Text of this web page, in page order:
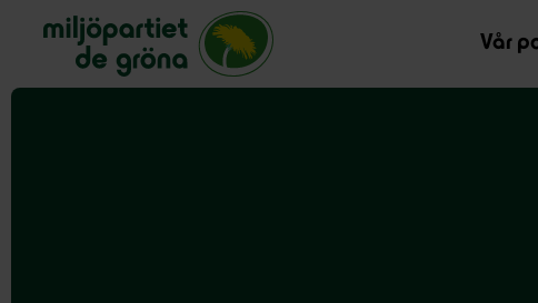
Miljöpartiet de gröna, startsida
Vår